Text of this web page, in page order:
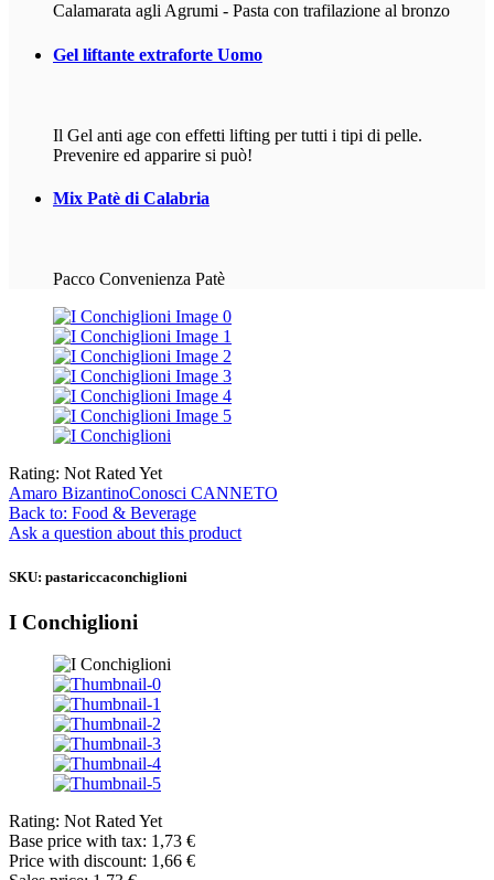
Calamarata agli Agrumi - Pasta con trafilazione al bronzo
Gel liftante extraforte Uomo
Il Gel anti age con effetti lifting per tutti i tipi di pelle.
Prevenire ed apparire si può!
Mix Patè di Calabria
Pacco Convenienza Patè
Rating: Not Rated Yet
Amaro BizantinoConosci CANNETO
Back to: Food & Beverage
Ask a question about this product
SKU: pastariccaconchiglioni
I Conchiglioni
Rating: Not Rated Yet
Base price with tax: 1,73 €
Price with discount: 1,66 €